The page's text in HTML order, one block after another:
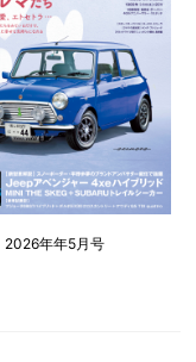
2026年年5月号